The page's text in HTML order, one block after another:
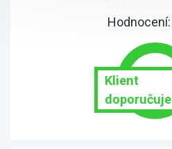
Hodnocení:
Klient
doporučuje